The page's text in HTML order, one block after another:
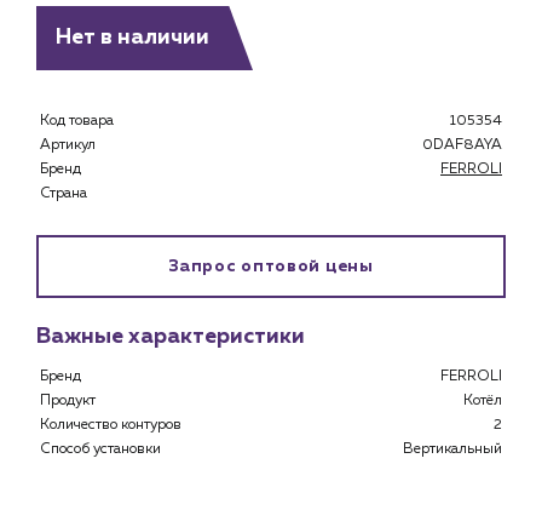
Монтажным бригадам
Нет в наличии
Код товара
105354
Артикул
0DAF8AYA
Бренд
FERROLI
Страна
Запрос оптовой цены
Важные характеристики
Бренд
FERROLI
Продукт
Котёл
Количество контуров
2
Способ установки
Вертикальный